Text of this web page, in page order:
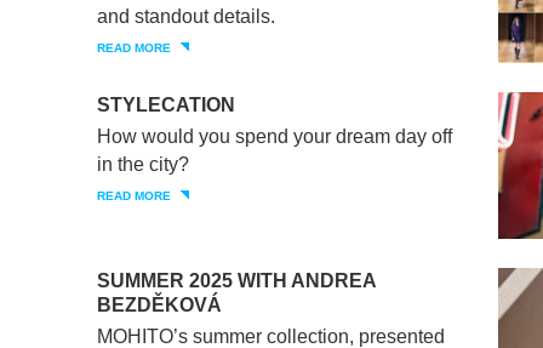
and standout details.
READ MORE
STYLECATION
How would you spend your dream day off
in the city?
READ MORE
SUMMER 2025 WITH ANDREA
BEZDĚKOVÁ
MOHITO’s summer collection, presented